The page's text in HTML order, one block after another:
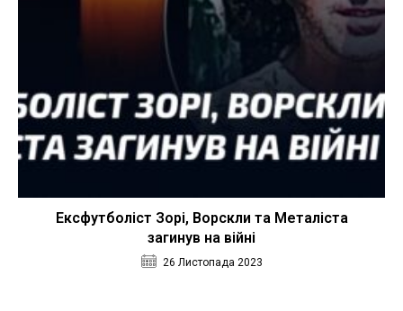
Ексфутболіст Зорі, Ворскли та Металіста
загинув на війні
26 Листопада 2023